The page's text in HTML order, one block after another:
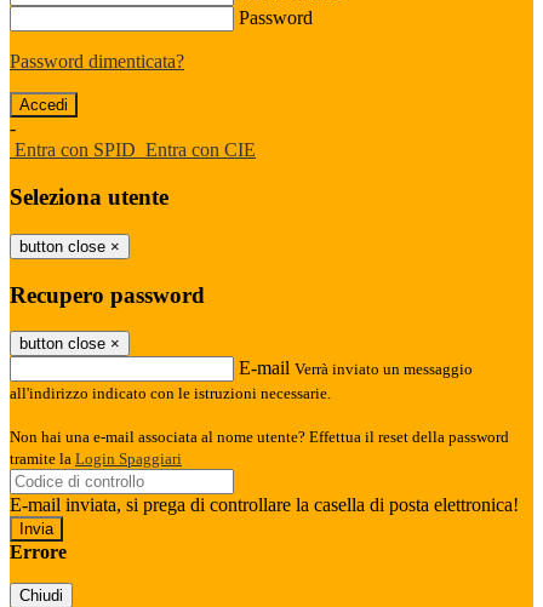
Password
Password dimenticata?
-
Entra con SPID Entra con CIE
Seleziona utente
button close ×
Recupero password
button close ×
E-mail Verrà inviato un messaggio
all'indirizzo indicato con le istruzioni necessarie.
Non hai una e-mail associata al nome utente? Effettua il reset della password
tramite la Login Spaggiari
E-mail inviata, si prega di controllare la casella di posta elettronica!
Errore
Chiudi